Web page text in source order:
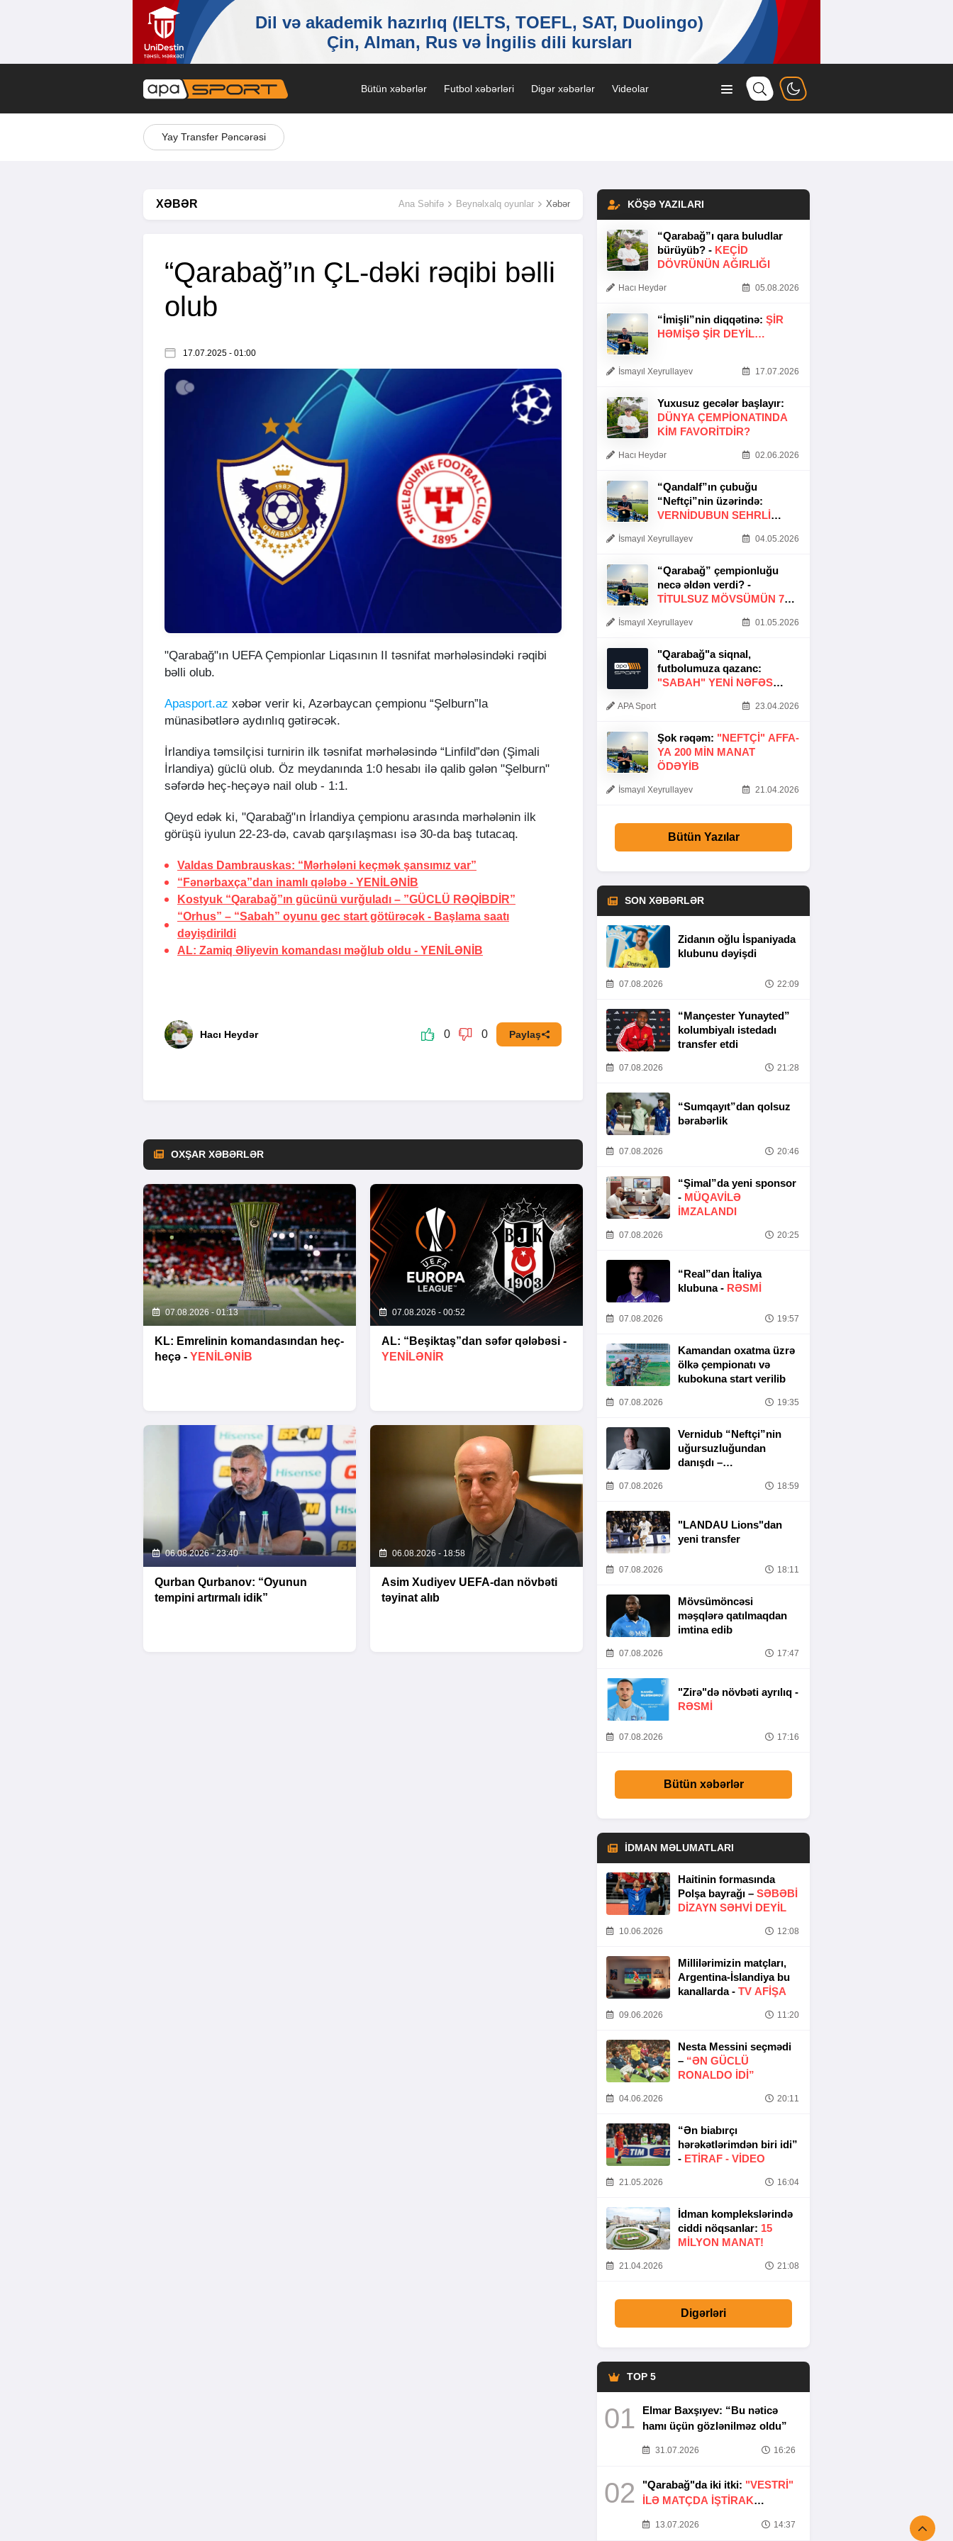
Bütün xəbərlər Futbol xəbərləri Digər xəbərlər Videolar
Yay Transfer Pəncərəsi
XƏBƏR Ana Səhifə Beynəlxalq oyunlar Xəbər
“Qarabağ”ın ÇL-dəki rəqibi bəlli
olub
17.07.2025 - 01:00
"Qarabağ"ın UEFA Çempionlar Liqasının II təsnifat mərhələsindəki rəqibi
bəlli olub.
Apasport.az xəbər verir ki, Azərbaycan çempionu “Şelburn”la
münasibətlərə aydınlıq gətirəcək.
İrlandiya təmsilçisi turnirin ilk təsnifat mərhələsində “Linfild”dən (Şimali
İrlandiya) güclü olub. Öz meydanında 1:0 hesabı ilə qalib gələn "Şelburn"
səfərdə heç-heçəyə nail olub - 1:1.
Qeyd edək ki, "Qarabağ"ın İrlandiya çempionu arasında mərhələnin ilk
görüşü iyulun 22-23-də, cavab qarşılaşması isə 30-da baş tutacaq.
Valdas Dambrauskas: “Mərhələni keçmək şansımız var”
“Fənərbaxça”dan inamlı qələbə - YENİLƏNİB
Kostyuk “Qarabağ”ın gücünü vurğuladı – ”GÜCLÜ RƏQİBDİR”
“Orhus” – “Sabah” oyunu gec start götürəcək - Başlama saatı
dəyişdirildi
AL: Zamiq Əliyevin komandası məğlub oldu - YENİLƏNİB
Hacı Heydər 0 0 Paylaş
OXŞAR XƏBƏRLƏR
07.08.2026 - 01:13
KL: Emrelinin komandasından heç-
heçə - YENİLƏNİB
07.08.2026 - 00:52
AL: “Beşiktaş”dan səfər qələbəsi -
YENİLƏNİR
06.08.2026 - 23:40
Qurban Qurbanov: “Oyunun
tempini artırmalı idik”
06.08.2026 - 18:58
Asim Xudiyev UEFA-dan növbəti
təyinat alıb
KÖŞƏ YAZILARI
“Qarabağ”ı qara buludlar
bürüyüb? - KEÇID
DÖVRÜNÜN AĞIRLIĞI
Hacı Heydər 05.08.2026
“İmişli”nin diqqətinə: ŞIR
HƏMIŞƏ ŞIR DEYIL…
İsmayıl Xeyrullayev 17.07.2026
Yuxusuz gecələr başlayır:
DÜNYA ÇEMPIONATINDA
KIM FAVORITDIR?
Hacı Heydər 02.06.2026
“Qandalf”ın çubuğu
“Neftçi”nin üzərində:
VERNİDUBUN SEHRLİ
İsmayıl Xeyrullayev 04.05.2026
“Qarabağ” çempionluğu
necə əldən verdi? -
TITULSUZ MÖVSÜMÜN 7
İsmayıl Xeyrullayev 01.05.2026
"Qarabağ"a siqnal,
futbolumuza qazanc:
"SABAH" YENI NƏFƏS
APA Sport 23.04.2026
Şok rəqəm: "NEFTÇI" AFFA-
YA 200 MIN MANAT
ÖDƏYIB
İsmayıl Xeyrullayev 21.04.2026
Bütün Yazılar
SON XƏBƏRLƏR
Zidanın oğlu İspaniyada
klubunu dəyişdi
07.08.2026 22:09
“Mançester Yunayted”
kolumbiyalı istedadı
transfer etdi
07.08.2026 21:28
“Sumqayıt”dan qolsuz
bərabərlik
07.08.2026 20:46
“Şimal”da yeni sponsor
- MÜQAVİLƏ
İMZALANDI
07.08.2026 20:25
“Real”dan İtaliya
klubuna - RƏSMİ
07.08.2026 19:57
Kamandan oxatma üzrə
ölkə çempionatı və
kubokuna start verilib
07.08.2026 19:35
Vernidub “Neftçi”nin
uğursuzluğundan
danışdı –
TAMAMILƏ MƏNIM
07.08.2026 18:59
"LANDAU Lions"dan
yeni transfer
07.08.2026 18:11
Mövsümöncəsi
məşqlərə qatılmaqdan
imtina edib
07.08.2026 17:47
"Zirə"də növbəti ayrılıq -
RƏSMİ
07.08.2026 17:16
Bütün xəbərlər
İDMAN MƏLUMATLARI
Haitinin formasında
Polşa bayrağı – SƏBƏBI
DIZAYN SƏHVI DEYIL
10.06.2026 12:08
Millilərimizin matçları,
Argentina-İslandiya bu
kanallarda - TV AFİŞA
09.06.2026 11:20
Nesta Messini seçmədi
– “ƏN GÜCLÜ
RONALDO IDI”
04.06.2026 20:11
“Ən biabırçı
hərəkətlərimdən biri idi”
- ETIRAF - VİDEO
21.05.2026 16:04
İdman komplekslərində
ciddi nöqsanlar: 15
MILYON MANAT!
21.04.2026 21:08
Digərləri
TOP 5
01
Elmar Baxşıyev: “Bu nəticə
hamı üçün gözlənilməz oldu”
31.07.2026 16:26
02 "Qarabağ"da iki itki: "VESTRİ"
İLƏ MATÇDA İŞTİRAK
13.07.2026 14:37